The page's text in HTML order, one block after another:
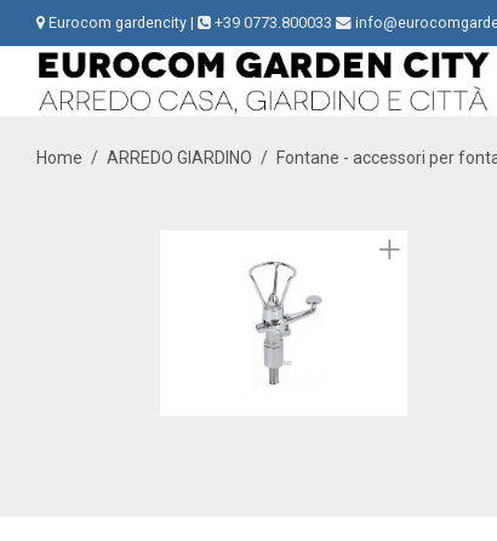
Eurocom gardencity | +39 0773.800033
Home / ARREDO GIARDINO / Fontane - accessori per